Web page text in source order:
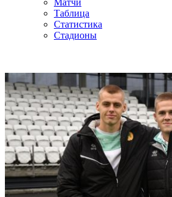
Матчи
Таблица
Статистика
Стадионы